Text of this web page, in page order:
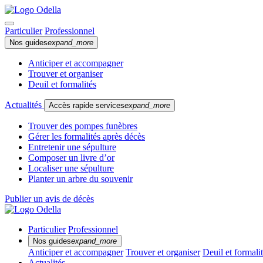
Particulier Professionnel
Nos guidesexpand_more
Anticiper et accompagner
Trouver et organiser
Deuil et formalités
Actualités Accès rapide servicesexpand_more
Trouver des pompes funèbres
Gérer les formalités après décès
Entretenir une sépulture
Composer un livre d’or
Localiser une sépulture
Planter un arbre du souvenir
Publier un avis de décès
Particulier Professionnel
Nos guidesexpand_more
Anticiper et accompagner Trouver et organiser Deuil et